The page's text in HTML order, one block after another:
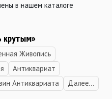
в нашем каталоге
крутым»
Живопись
Антиквариат
Антиквариата Далее...